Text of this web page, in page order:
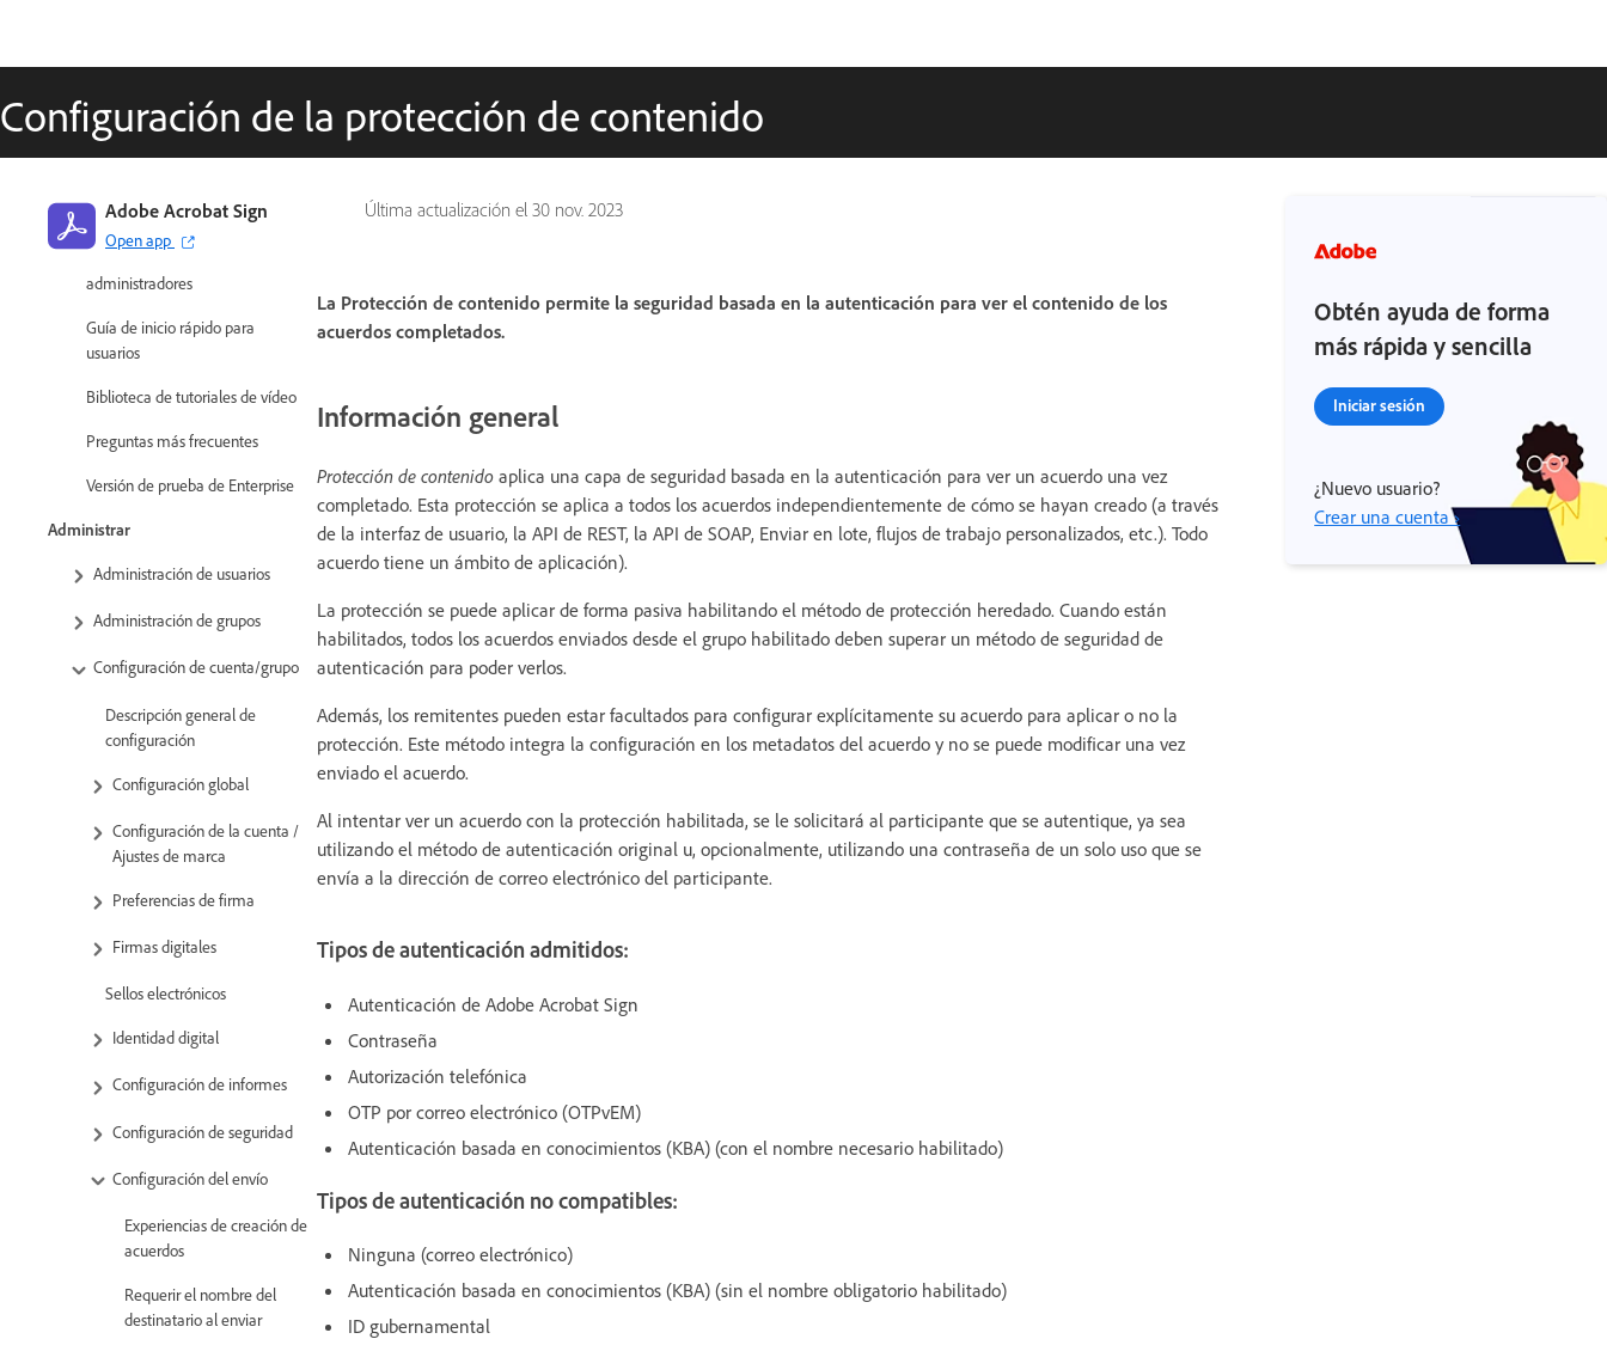
Configuración de la protección de contenido
Última actualización el 30 nov. 2023
Adobe Acrobat Sign
Open app
Notas de la versión
Introducción
administradores
Guía de inicio rápido para
usuarios
Biblioteca de tutoriales de vídeo
Preguntas más frecuentes
Versión de prueba de Enterprise
Administrar
Administración de usuarios
Administración de grupos
Configuración de cuenta/grupo
Descripción general de
configuración
Configuración global
Configuración de la cuenta /
Ajustes de marca
Preferencias de firma
Firmas digitales
Sellos electrónicos
Identidad digital
Configuración de informes
Configuración de seguridad
Configuración del envío
Experiencias de creación de
acuerdos
Requerir el nombre del
destinatario al enviar
La Protección de contenido permite la seguridad basada en la autenticación para ver el contenido de los
acuerdos completados.
Información general
Protección de contenido aplica una capa de seguridad basada en la autenticación para ver un acuerdo una vez
completado. Esta protección se aplica a todos los acuerdos independientemente de cómo se hayan creado (a través
de la interfaz de usuario, la API de REST, la API de SOAP, Enviar en lote, flujos de trabajo personalizados, etc.). Todo
acuerdo tiene un ámbito de aplicación).
La protección se puede aplicar de forma pasiva habilitando el método de protección heredado. Cuando están
habilitados, todos los acuerdos enviados desde el grupo habilitado deben superar un método de seguridad de
autenticación para poder verlos.
Además, los remitentes pueden estar facultados para configurar explícitamente su acuerdo para aplicar o no la
protección. Este método integra la configuración en los metadatos del acuerdo y no se puede modificar una vez
enviado el acuerdo.
Al intentar ver un acuerdo con la protección habilitada, se le solicitará al participante que se autentique, ya sea
utilizando el método de autenticación original u, opcionalmente, utilizando una contraseña de un solo uso que se
envía a la dirección de correo electrónico del participante.
Tipos de autenticación admitidos:
Autenticación de Adobe Acrobat Sign
Contraseña
Autorización telefónica
OTP por correo electrónico (OTPvEM)
Autenticación basada en conocimientos (KBA) (con el nombre necesario habilitado)
Tipos de autenticación no compatibles:
Ninguna (correo electrónico)
Autenticación basada en conocimientos (KBA) (sin el nombre obligatorio habilitado)
ID gubernamental
Obtén ayuda de forma
más rápida y sencilla
Iniciar sesión
¿Nuevo usuario?
Crear una cuenta ›